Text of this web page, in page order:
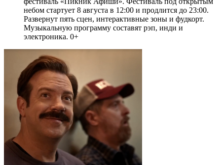
небом стартует 8 августа в 12:00 и продлится до 23:00.
Развернут пять сцен, интерактивные зоны и фудкорт.
Музыкальную программу составят рэп, инди и
электроника. 0+